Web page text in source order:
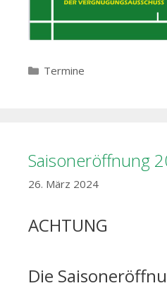
Kategorien
Termine
Saisoneröffnung
26. März 2024
ACHTUNG
Die